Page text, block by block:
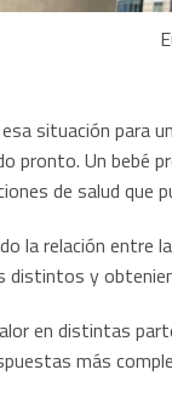
situación para
pronto. Un
de salud que
la relación
y
en distintas
más